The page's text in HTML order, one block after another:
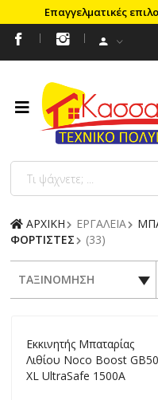
Επαγγελματικές
ΑΡΧΙΚΗ ΕΡΓΑΛΕΙΑ
ΦΟΡΤΙΣΤΕΣ
(33)
ΤΑΞΙΝΟΜΗΣΗ
Εκκινητής Μπαταρίας
Λιθίου Noco Boost GB50
XL UltraSafe 1500A